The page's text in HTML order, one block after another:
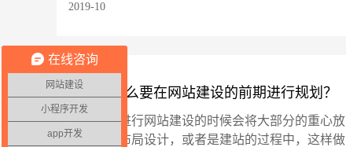
2019-10
建站为什么要在网站建设的前期进行规划？
要规划哪些内容？
很多人在进行网站建设的时候会将大部分的重心放
在页面的布局设计，或者是建站的过程中，这样做
在线咨询
网站建设
小程序开发
app开发